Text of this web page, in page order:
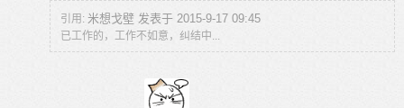
引用: 米想戈壁 发表于 2015-9-17 09:45
已工作的，工作不如意，纠结中...